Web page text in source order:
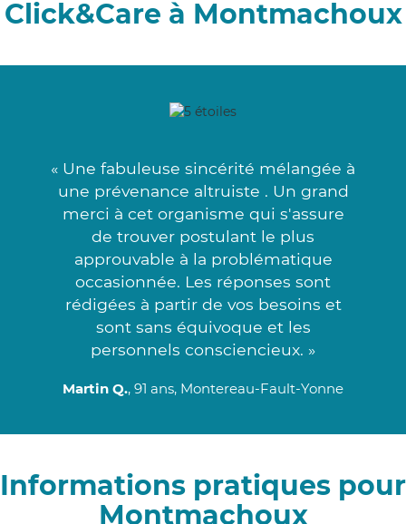
Click&Care à Montmachoux
« Une fabuleuse sincérité mélangée à
une prévenance altruiste . Un grand
merci à cet organisme qui s'assure
de trouver postulant le plus
approuvable à la problématique
occasionnée. Les réponses sont
rédigées à partir de vos besoins et
sont sans équivoque et les
personnels consciencieux. »
Martin Q., 91 ans, Montereau-Fault-Yonne
Informations pratiques pour
Montmachoux